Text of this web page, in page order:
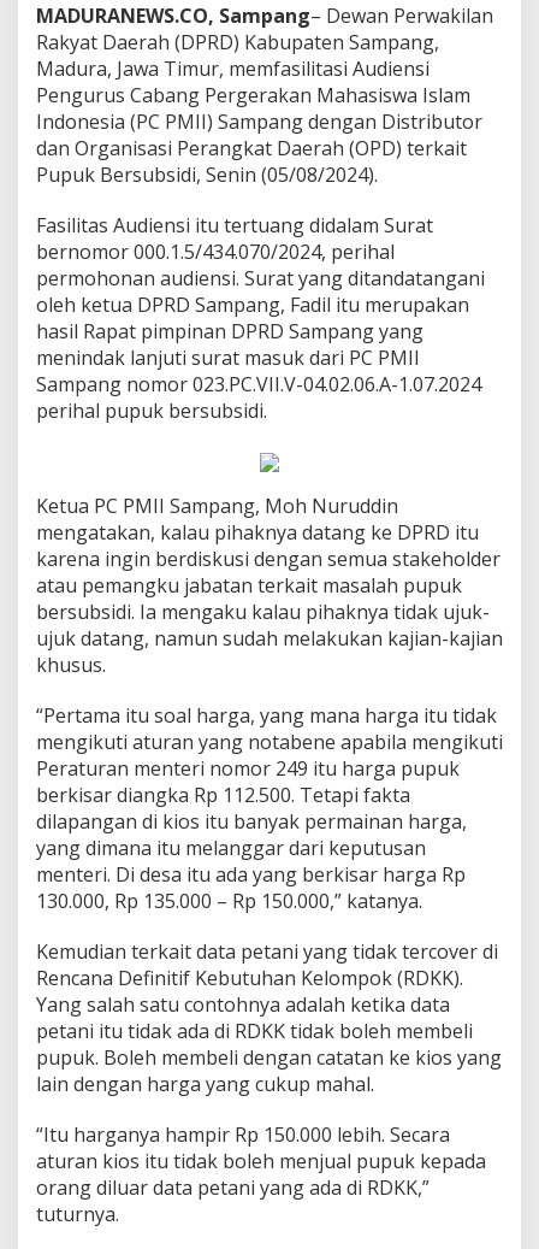
MADURANEWS.CO, Sampang– Dewan Perwakilan
Rakyat Daerah (DPRD) Kabupaten Sampang,
Madura, Jawa Timur, memfasilitasi Audiensi
Pengurus Cabang Pergerakan Mahasiswa Islam
Indonesia (PC PMII) Sampang dengan Distributor
dan Organisasi Perangkat Daerah (OPD) terkait
Pupuk Bersubsidi, Senin (05/08/2024).
Fasilitas Audiensi itu tertuang didalam Surat
bernomor 000.1.5/434.070/2024, perihal
permohonan audiensi. Surat yang ditandatangani
oleh ketua DPRD Sampang, Fadil itu merupakan
hasil Rapat pimpinan DPRD Sampang yang
menindak lanjuti surat masuk dari PC PMII
Sampang nomor 023.PC.VII.V-04.02.06.A-1.07.2024
perihal pupuk bersubsidi.
Ketua PC PMII Sampang, Moh Nuruddin
mengatakan, kalau pihaknya datang ke DPRD itu
karena ingin berdiskusi dengan semua stakeholder
atau pemangku jabatan terkait masalah pupuk
bersubsidi. Ia mengaku kalau pihaknya tidak ujuk-
ujuk datang, namun sudah melakukan kajian-kajian
khusus.
“Pertama itu soal harga, yang mana harga itu tidak
mengikuti aturan yang notabene apabila mengikuti
Peraturan menteri nomor 249 itu harga pupuk
berkisar diangka Rp 112.500. Tetapi fakta
dilapangan di kios itu banyak permainan harga,
yang dimana itu melanggar dari keputusan
menteri. Di desa itu ada yang berkisar harga Rp
130.000, Rp 135.000 – Rp 150.000,” katanya.
Kemudian terkait data petani yang tidak tercover di
Rencana Definitif Kebutuhan Kelompok (RDKK).
Yang salah satu contohnya adalah ketika data
petani itu tidak ada di RDKK tidak boleh membeli
pupuk. Boleh membeli dengan catatan ke kios yang
lain dengan harga yang cukup mahal.
“Itu harganya hampir Rp 150.000 lebih. Secara
aturan kios itu tidak boleh menjual pupuk kepada
orang diluar data petani yang ada di RDKK,”
tuturnya.